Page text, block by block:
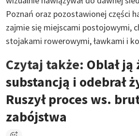
Poznań oraz pozostawionej części
zajmie się miejscami postojowymi,
stojakami rowerowymi, ławkami i
Czytaj także: Oblał ją
substancją i odebrał
Ruszył proces ws.
zabójstwa